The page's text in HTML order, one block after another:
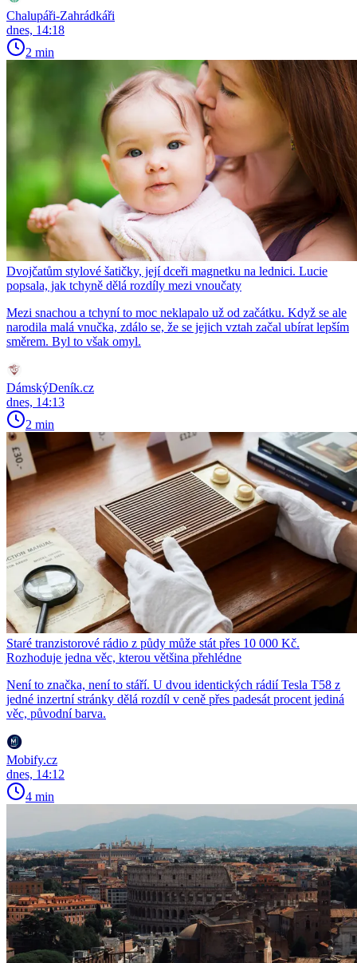
Chalupáři-Zahrádkáři
dnes, 14:18
2 min
Dvojčatům stylové šatičky, její dceři magnetku na lednici. Lucie
popsala, jak tchyně dělá rozdíly mezi vnoučaty
Mezi snachou a tchyní to moc neklapalo už od začátku. Když se ale
narodila malá vnučka, zdálo se, že se jejich vztah začal ubírat lepším
směrem. Byl to však omyl.
DámskýDeník.cz
dnes, 14:13
2 min
Staré tranzistorové rádio z půdy může stát přes 10 000 Kč.
Rozhoduje jedna věc, kterou většina přehlédne
Není to značka, není to stáří. U dvou identických rádií Tesla T58 z
jedné inzertní stránky dělá rozdíl v ceně přes padesát procent jediná
věc, původní barva.
Mobify.cz
dnes, 14:12
4 min